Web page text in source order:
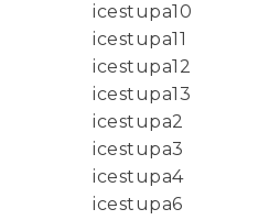
icestupa10
icestupa11
icestupa12
icestupa13
icestupa2
icestupa3
icestupa4
icestupa6